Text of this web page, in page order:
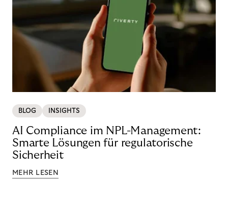
BLOG INSIGHTS
AI Compliance im NPL-Management:
Smarte Lösungen für regulatorische
Sicherheit
MEHR LESEN